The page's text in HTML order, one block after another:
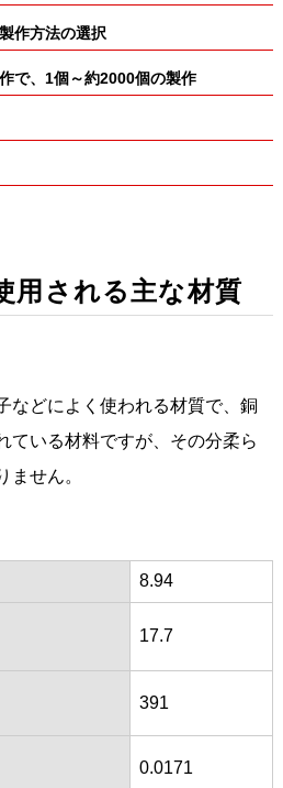
作方法の選択
で、1個～約2000個の製作
用される主な材質
などによく使われる材質で、銅
ている材料ですが、その分柔ら
ません。
8.94
17.7
391
0.0171